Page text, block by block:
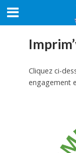
Cliquez ci-
engagement